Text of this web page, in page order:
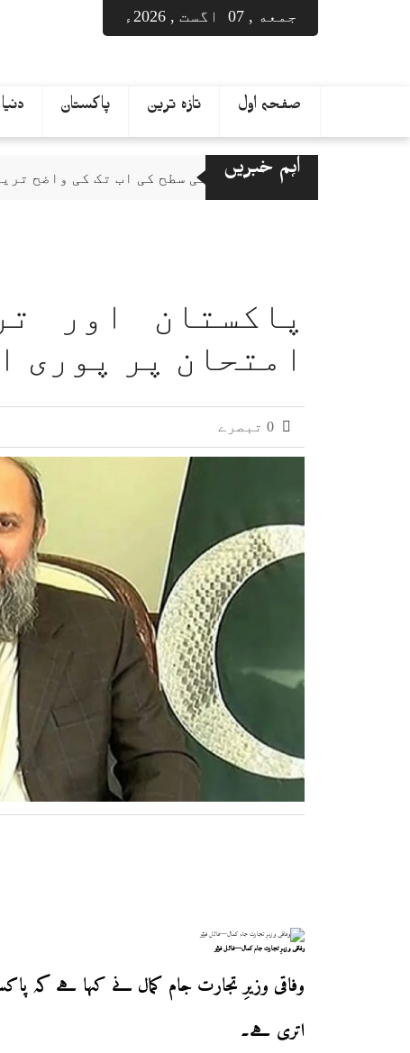
جمعه , 07 اگست , 2026ء
صفحہ اول تازہ ترین پاکستان دنیا
اہم خبریں
سورج کی سطح کی اب تک کی واضح ترین ویڈیو،
پاکستان اور
امتحان پر پوری
وفاقی وزیرِ تجارت جام کمال—فائل فوٹو
وفاقی وزیرِ تجارت جام کمال نے کہا ہے کہ
اتری ہے۔